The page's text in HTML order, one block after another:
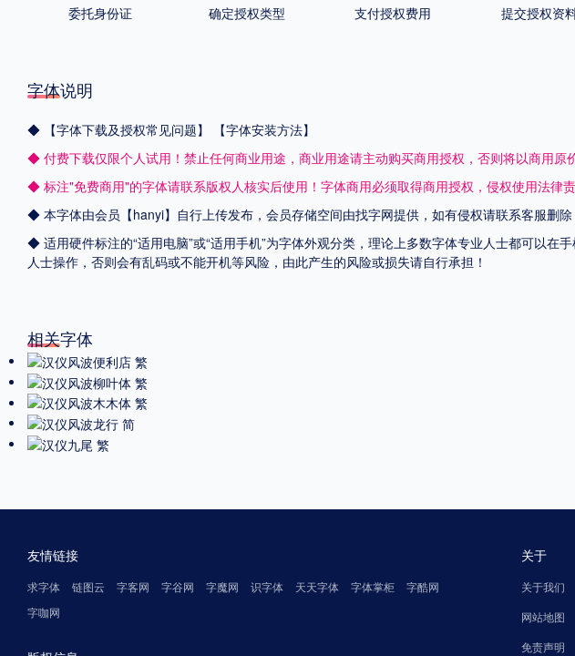
委托身份证
确定授权类型
支付授权费用
提交授权资
字体说明
◆ 【字体下载及授权常见问题】
【字体安装方法】
◆ 付费下载仅限个人试用！禁止任何商业用途，商业用途请主动购买商用授权，否则将以商用原
◆ 标注"免费商用"的字体请联系版权人核实后使用！字体商用必须取得商用授权，侵权使用法律责
◆ 本字体由会员【hanyi】自行上传发布，会员存储空间由找字网提供，如有侵权请联系客服删除
◆ 适用硬件标注的“适用电脑”或“适用手机”为字体外观分类，理论上多数字体专业人士都可以
人士操作，否则会有乱码或不能开机等风险，由此产生的风险或损失请自行承担！
相关字体
友情链接
求字体 链图云 字客网 字谷网 字魔网 识字体 天天字体 字体掌柜
字酷网
字咖网
关于
关于我们
网站地图
免责声明